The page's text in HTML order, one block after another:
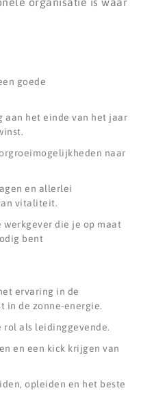
goede
aan het einde van het jaar
naar
en allerlei
vitaliteit.
werkgever die je op maat
bent
ervaring in de
in de zonne-energie.
als leidinggevende.
en een kick krijgen van
opleiden en het beste